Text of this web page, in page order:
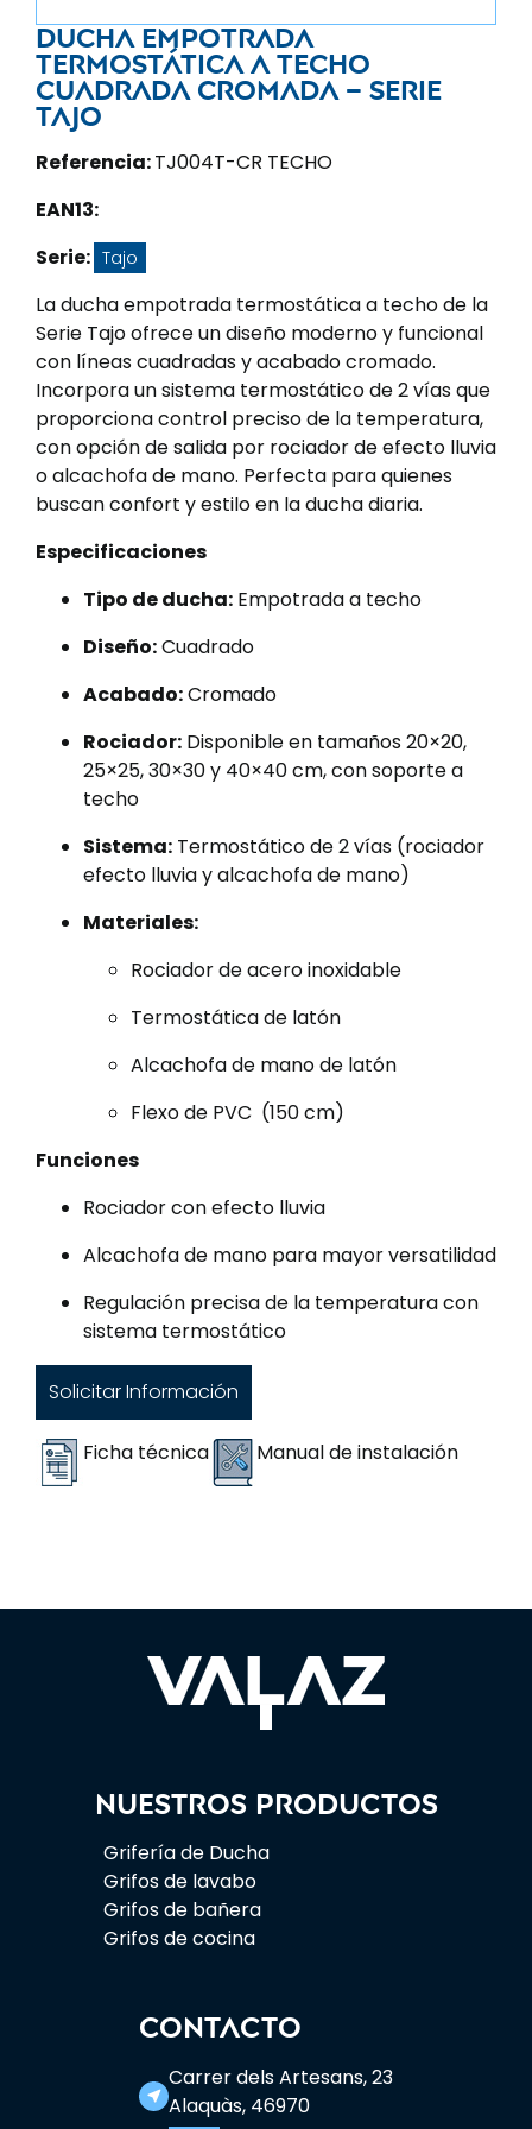
Ducha empotrada
termostática a techo
cuadrada cromada – Serie
tajo
Referencia:TJ004T-CR TECHO
EAN13:
Serie: Tajo
La ducha empotrada termostática a techo de la
Serie Tajo ofrece un diseño moderno y funcional
con líneas cuadradas y acabado cromado.
Incorpora un sistema termostático de 2 vías que
proporciona control preciso de la temperatura,
con opción de salida por rociador de efecto lluvia
o alcachofa de mano. Perfecta para quienes
buscan confort y estilo en la ducha diaria.
Especificaciones
Tipo de ducha: Empotrada a techo
Diseño:Cuadrado
Acabado:Cromado
Rociador: Disponible en tamaños 20×20,
25×25, 30×30 y 40×40 cm, con soporte a
techo
Sistema: Termostático de 2 vías (rociador
efecto lluvia y alcachofa de mano)
Materiales:
Rociador de acero inoxidable
Termostática de latón
Alcachofa de mano de latón
Flexo de PVC (150 cm)
Funciones
Rociador con efecto lluvia
Alcachofa de mano para mayor versatilidad
Regulación precisa de la temperatura con
sistema termostático
Solicitar Información
Ficha técnica Manual de instalación
Nuestros productos
Grifería de Ducha
Grifos de lavabo
Grifos de bañera
Grifos de cocina
CONTACTO
near_me
Carrer dels Artesans, 23
Alaquàs, 46970